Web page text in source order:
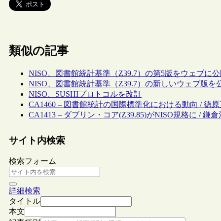
類似の記事
NISO、図書館統計基準（Z39.7）の第5版をウェブに公
NISO、図書館統計基準（Z39.7）の新しいウェブ版を
NISO、SUSHIプロトコルを改訂
CA1460 – 図書館統計の国際標準化における動向 / 徳原
CA1413 – ダブリン・コア(Z39.85)がNISO規格に / 鎌倉
サイト内検索
検索フォーム
詳細検索
タイトル
本文